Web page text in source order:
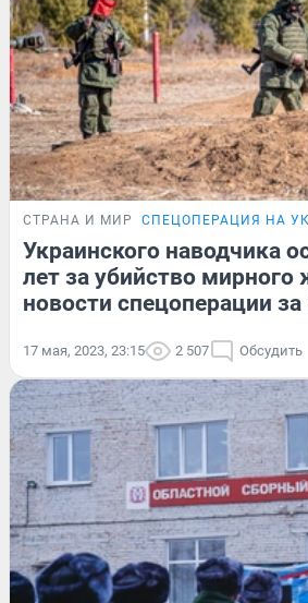
СТРАНА И МИР СПЕЦОПЕРАЦИЯ НА
Украинского наводчика
лет за убийство мирного
новости спецоперации
17 мая, 2023, 23:15 2 507 Обсудить